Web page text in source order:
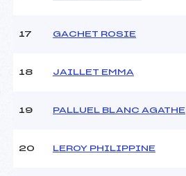
17 GACHET ROSIE
18 JAILLET EMMA
19 PALLUEL BLANC AGATHE
20 LEROY PHILIPPINE